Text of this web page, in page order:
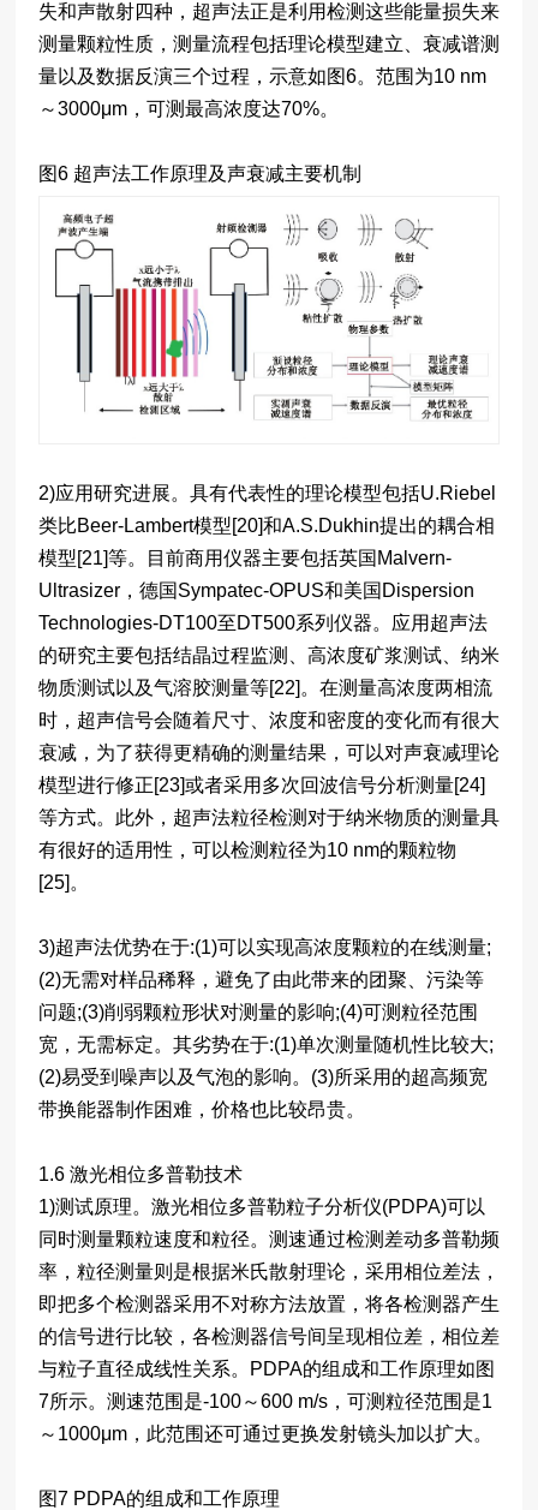
失和声散射四种，超声法正是利用检测这些能量损失来
测量颗粒性质，测量流程包括理论模型建立、衰减谱测
量以及数据反演三个过程，示意如图6。范围为10 nm
～3000μm，可测最高浓度达70%。
图6 超声法工作原理及声衰减主要机制
2)应用研究进展。具有代表性的理论模型包括U.Riebel
类比Beer-Lambert模型[20]和A.S.Dukhin提出的耦合相
模型[21]等。目前商用仪器主要包括英国Malvern-
Ultrasizer，德国Sympatec-OPUS和美国Dispersion
Technologies-DT100至DT500系列仪器。应用超声法
的研究主要包括结晶过程监测、高浓度矿浆测试、纳米
物质测试以及气溶胶测量等[22]。在测量高浓度两相流
时，超声信号会随着尺寸、浓度和密度的变化而有很大
衰减，为了获得更精确的测量结果，可以对声衰减理论
模型进行修正[23]或者采用多次回波信号分析测量[24]
等方式。此外，超声法粒径检测对于纳米物质的测量具
有很好的适用性，可以检测粒径为10 nm的颗粒物
[25]。
3)超声法优势在于:(1)可以实现高浓度颗粒的在线测量;
(2)无需对样品稀释，避免了由此带来的团聚、污染等
问题;(3)削弱颗粒形状对测量的影响;(4)可测粒径范围
宽，无需标定。其劣势在于:(1)单次测量随机性比较大;
(2)易受到噪声以及气泡的影响。(3)所采用的超高频宽
带换能器制作困难，价格也比较昂贵。
1.6 激光相位多普勒技术
1)测试原理。激光相位多普勒粒子分析仪(PDPA)可以
同时测量颗粒速度和粒径。测速通过检测差动多普勒频
率，粒径测量则是根据米氏散射理论，采用相位差法，
即把多个检测器采用不对称方法放置，将各检测器产生
的信号进行比较，各检测器信号间呈现相位差，相位差
与粒子直径成线性关系。PDPA的组成和工作原理如图
7所示。测速范围是-100～600 m/s，可测粒径范围是1
～1000μm，此范围还可通过更换发射镜头加以扩大。
图7 PDPA的组成和工作原理